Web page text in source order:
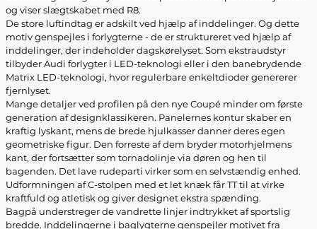
og viser slægtskabet med R8.
De store luftindtag er adskilt ved hjælp af inddelinger. Og dette
motiv genspejles i forlygterne - de er struktureret ved hjælp af
inddelinger, der indeholder dagskørelyset. Som ekstraudstyr
tilbyder Audi forlygter i LED-teknologi eller i den banebrydende
Matrix LED-teknologi, hvor regulerbare enkeltdioder genererer
fjernlyset.
Mange detaljer ved profilen på den nye Coupé minder om første
generation af designklassikeren. Panelernes kontur skaber en
kraftig lyskant, mens de brede hjulkasser danner deres egen
geometriske figur. Den forreste af dem bryder motorhjelmens
kant, der fortsætter som tornadolinje via døren og hen til
bagenden. Det lave rudeparti virker som en selvstændig enhed.
Udformningen af C-stolpen med et let knæk får TT til at virke
kraftfuld og atletisk og giver designet ekstra spænding.
Bagpå understreger de vandrette linjer indtrykket af sportslig
bredde. Inddelingerne i baglygterne genspejler motivet fra